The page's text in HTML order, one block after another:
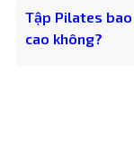
Tập Pilates
cao không?